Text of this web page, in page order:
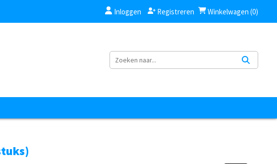
Inloggen Registreren Winkelwagen (0)